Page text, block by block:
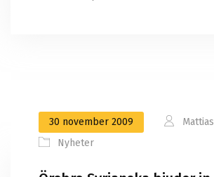
30 november 2009
Nyheter